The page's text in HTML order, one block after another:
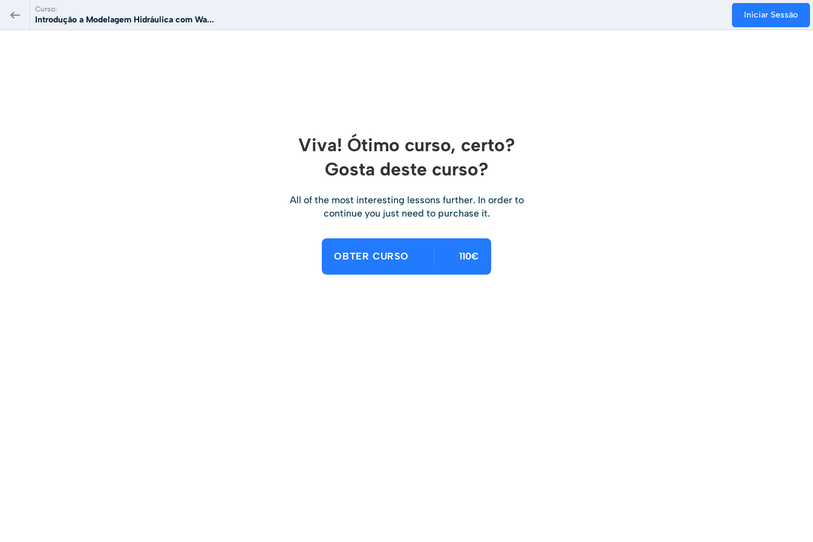
Curso:
Introdução a Modelagem Hidráulica com Wa... Iniciar Sessão
Viva! Ótimo curso, certo?
Gosta deste curso?
All of the most interesting lessons further. In order to
continue you just need to purchase it.
OBTER CURSO 110€